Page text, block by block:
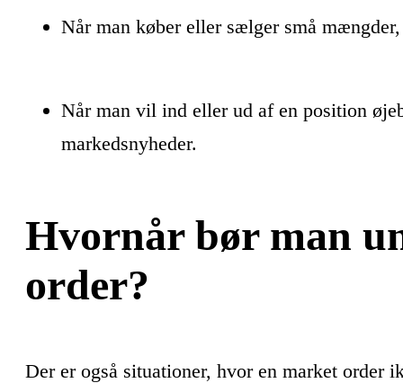
Når man køber eller sælger små
Når man vil ind eller ud af en position
markedsnyheder.
Hvornår bør man
order?
Der er også situationer, hvor en market order